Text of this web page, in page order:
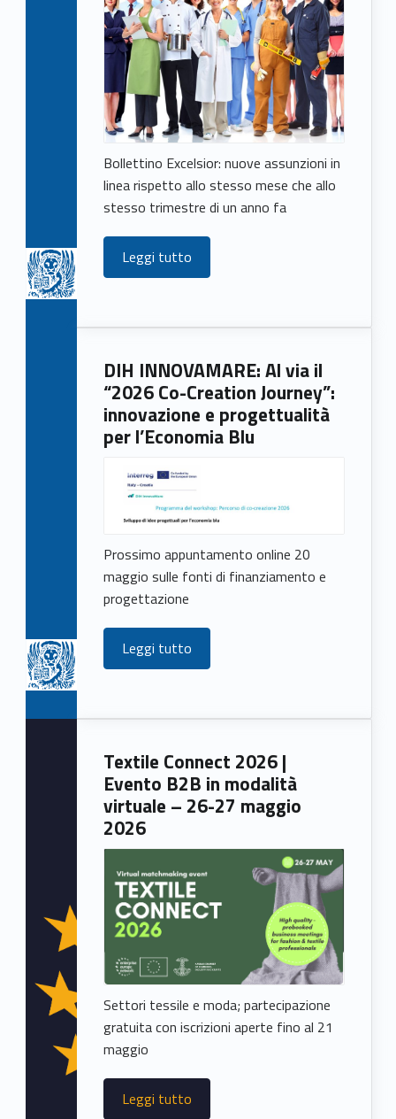
Bollettino Excelsior: nuove assunzioni in
linea rispetto allo stesso mese che allo
stesso trimestre di un anno fa
Leggi tutto
DIH INNOVAMARE: Al via il
“2026 Co-Creation Journey”:
innovazione e progettualità
per l’Economia Blu
Prossimo appuntamento online 20
maggio sulle fonti di finanziamento e
progettazione
Leggi tutto
Textile Connect 2026 |
Evento B2B in modalità
virtuale – 26-27 maggio
2026
Settori tessile e moda; partecipazione
gratuita con iscrizioni aperte fino al 21
maggio
Leggi tutto